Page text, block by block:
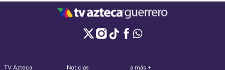
TV Azteca
Noticias
a más +